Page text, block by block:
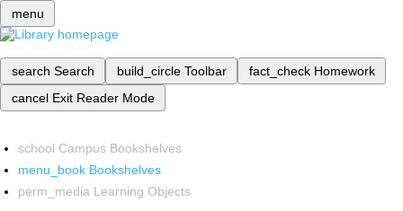
menu
search Search build_circle Toolbar fact_check Homework
cancel Exit Reader Mode
school Campus Bookshelves
menu_book Bookshelves
perm_media Learning Objects